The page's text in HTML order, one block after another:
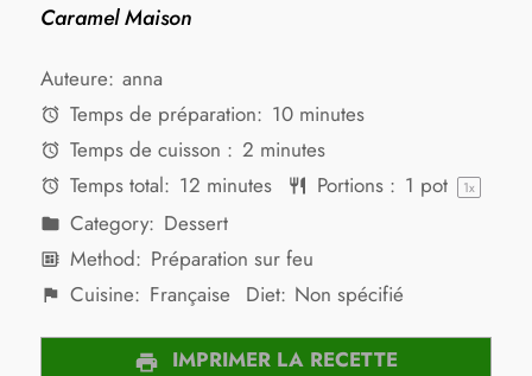
Caramel Maison
Auteure: anna
Temps de préparation: 10 minutes
Temps de cuisson : 2 minutes
Temps total: 12 minutes Portions : 1 pot 1x
Category: Dessert
Method: Préparation sur feu
Cuisine: Française Diet: Non spécifié
IMPRIMER LA RECETTE